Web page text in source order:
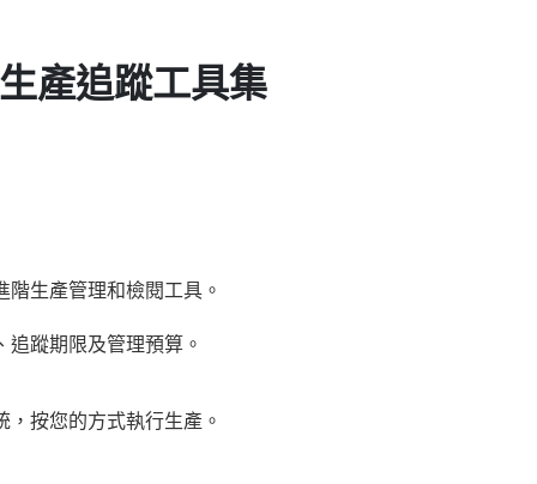
產追蹤工具集
生產管理和檢閱工具。
蹤期限及管理預算。
按您的方式執行生產。